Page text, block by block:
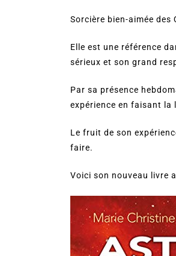
Sorcière bien-aimée
Elle est une référence
sérieux et son grand
Par sa présence
expérience en faisant la
Le fruit de son
faire.
Voici son nouveau livre